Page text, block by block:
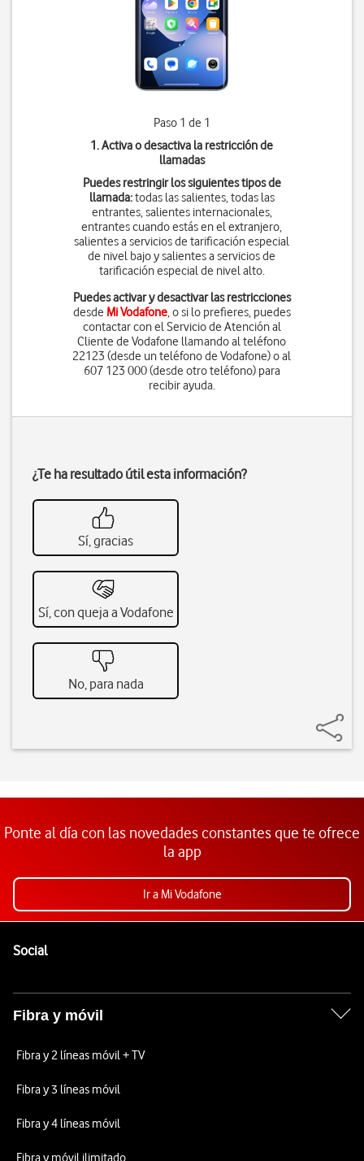
Paso 1 de 1
1. Activa o desactiva la restricción de
llamadas
Puedes restringir los siguientes tipos de
llamada:todas las salientes, todas las
entrantes, salientes internacionales,
entrantes cuando estás en el extranjero,
salientes a servicios de tarificación especial
de nivel bajo y salientes a servicios de
tarificación especial de nivel alto.
Puedes activar y desactivar las restricciones
desde Mi Vodafone, o si lo prefieres, puedes
contactar con el Servicio de Atención al
Cliente de Vodafone llamando al teléfono
22123 (desde un teléfono de Vodafone) o al
607 123 000 (desde otro teléfono) para
recibir ayuda.
¿Te ha resultado útil esta información?
Sí, gracias
Sí, con queja a Vodafone
No, para nada
Ponte al día con las novedades constantes que te ofrece
la app
Ir a Mi Vodafone
SocialEnlaces a las redes sociales de Vodafone
Fibra y móvil
Fibra y 2 líneas móvil + TV
Fibra y 3 líneas móvil
Fibra y 4 líneas móvil
Fibra y móvil ilimitado